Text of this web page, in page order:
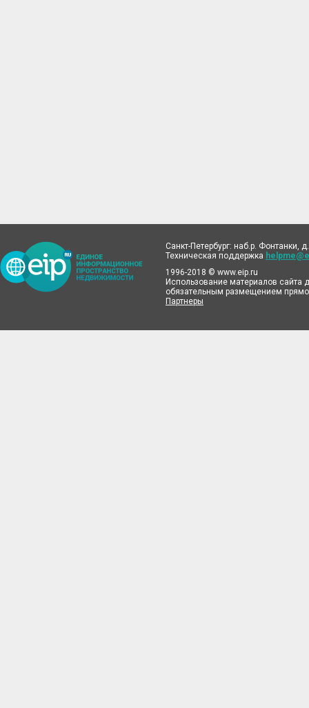
Санкт-Петербург: наб.р. Фонтанки,
Техническая поддержка
1996-2018 © www.eip.ru
Использование материалов сайта
обязательным размещением
Партнеры